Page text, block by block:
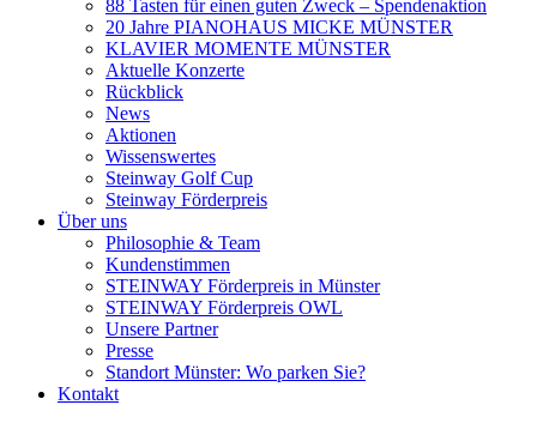
88 Tasten für einen guten Zweck – Spendenaktion
20 Jahre PIANOHAUS MICKE MÜNSTER
KLAVIER MOMENTE MÜNSTER
Aktuelle Konzerte
Rückblick
News
Aktionen
Wissenswertes
Steinway Golf Cup
Steinway Förderpreis
Über uns
Philosophie & Team
Kundenstimmen
STEINWAY Förderpreis in Münster
STEINWAY Förderpreis OWL
Unsere Partner
Presse
Standort Münster: Wo parken Sie?
Kontakt